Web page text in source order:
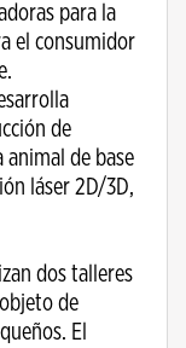
para la
el consumidor
de
de base
láser 2D/3D,
dos talleres
de
El